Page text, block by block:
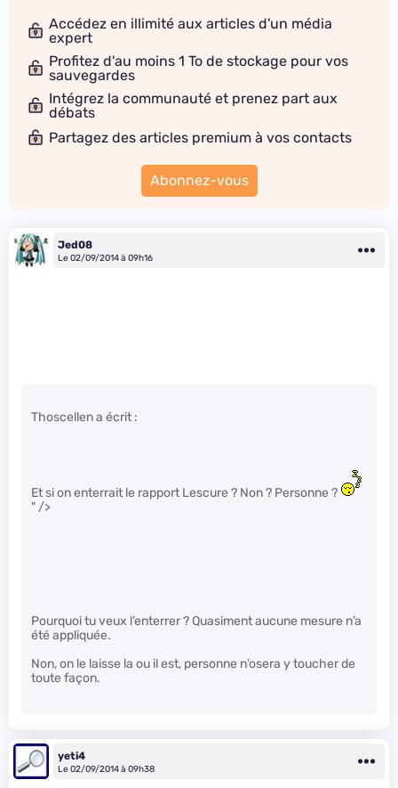
Accédez en illimité aux articles d'un média
expert
Profitez d'au moins 1 To de stockage pour vos
sauvegardes
Intégrez la communauté et prenez part aux
débats
Partagez des articles premium à vos contacts
Abonnez-vous
Jed08
Le 02/09/2014 à 09h16
Thoscellen a écrit :
Et si on enterrait le rapport Lescure ? Non ? Personne ?
" />
Pourquoi tu veux l’enterrer ? Quasiment aucune mesure n’a
été appliquée.
Non, on le laisse la ou il est, personne n’osera y toucher de
toute façon.
yeti4
Le 02/09/2014 à 09h38